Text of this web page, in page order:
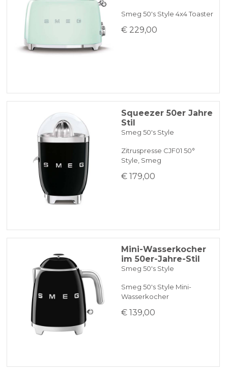
Smeg 50's Style 4x4 Toaster
€ 229,00
Squeezer 50er Jahre
Stil
Smeg 50's Style
Zitruspresse CJF01 50°
Style, Smeg
€ 179,00
Mini-Wasserkocher
im 50er-Jahre-Stil
Smeg 50's Style
Smeg 50's Style Mini-
Wasserkocher
€ 139,00